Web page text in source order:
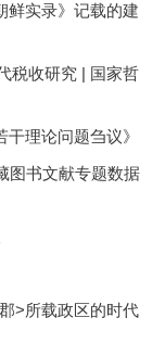
实录》记载的建
税收研究 | 国家哲
理论问题刍议》
图书文献专题数据
>所载政区的时代